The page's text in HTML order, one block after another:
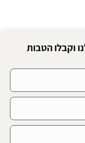
וקבלו הטבות